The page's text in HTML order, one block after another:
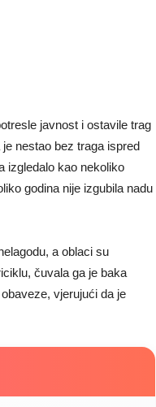
javnost i ostavile trag
nestao bez traga ispred
izgledalo kao nekoliko
godina nije izgubila nadu
a oblaci su
čuvala ga je baka
vjerujući da je